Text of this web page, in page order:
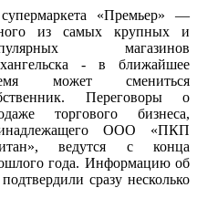
«Премьер» —
из самых крупных и
магазинов
- в ближайшее
может смениться
Переговоры о
торгового бизнеса,
ООО «ПКП
ведутся с конца
года. Информацию об
сразу несколько